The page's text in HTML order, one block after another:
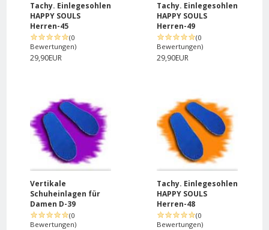
Tachy. Einlegesohlen
HAPPY SOULS
Herren-45
(0
Bewertungen)
29,90EUR
Tachy. Einlegesohlen
HAPPY SOULS
Herren-49
(0
Bewertungen)
29,90EUR
Vertikale
Schuheinlagen für
Damen D-39
(0
Bewertungen)
Tachy. Einlegesohlen
HAPPY SOULS
Herren-48
(0
Bewertungen)